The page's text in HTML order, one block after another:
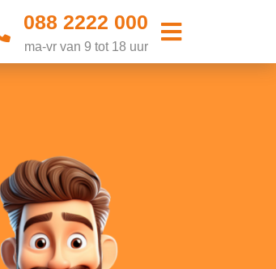
088 2222 000
ma-vr van 9 tot 18 uur